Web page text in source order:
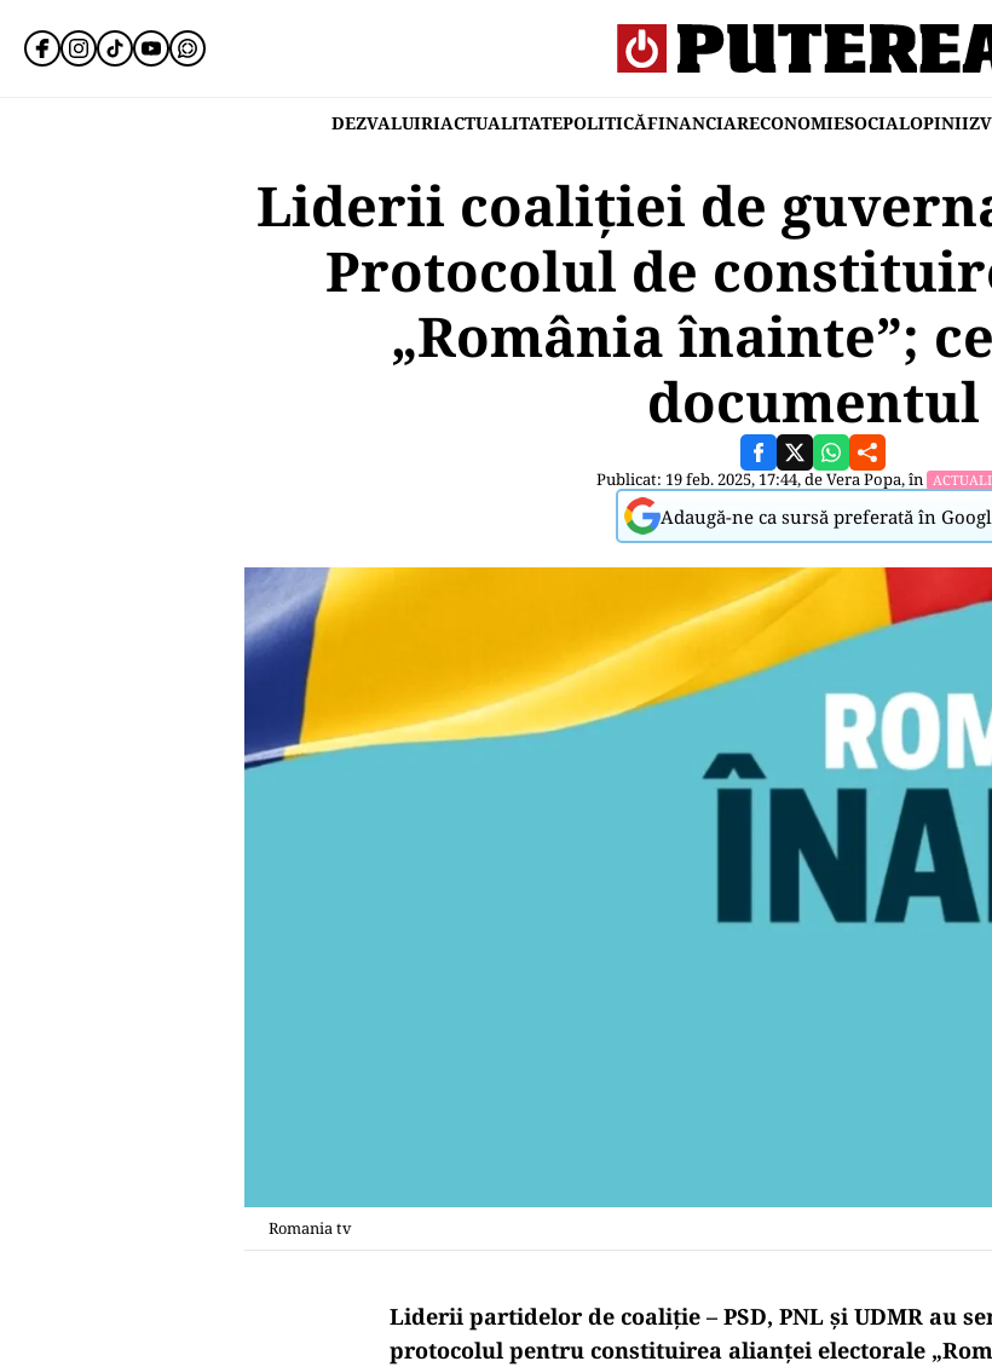
DEZVALUIRIACTUALITATEPOLITICĂFINANCIARECONOMIESOCIALOPINII
Liderii coaliției de
Protocolul de
„România înainte”;
documentul
Publicat: 19 feb. 2025, 17:44, deVera Popa, în
Adaugă-ne ca sursă preferată în
Romania tv
Liderii partidelor de coaliție – PSD, PNL și UDMR au
protocolul pentru constituirea alianței electorale